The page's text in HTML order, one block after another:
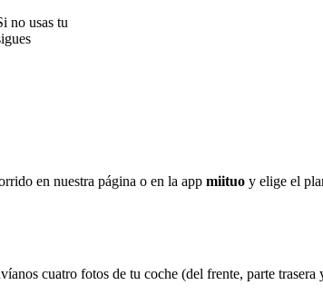
no usas tu
en nuestra página o en la app miituo y elige el
cuatro fotos de tu coche (del frente, parte